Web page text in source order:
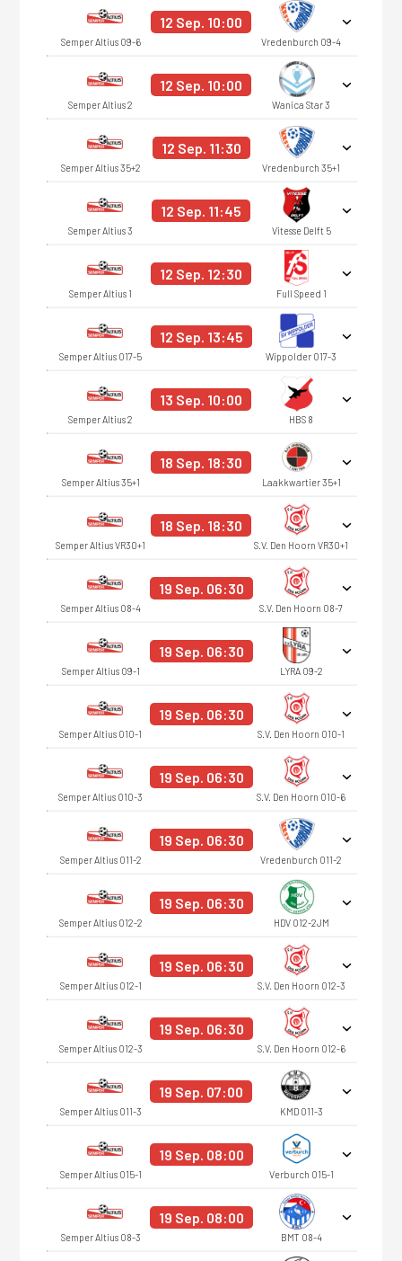
Semper Altius O9-6
12 Sep. 10:00
Vredenburch O9-4
Semper Altius 2
12 Sep. 10:00
Wanica Star 3
Semper Altius 35+2
12 Sep. 11:30
Vredenburch 35+1
Semper Altius 3
12 Sep. 11:45
Vitesse Delft 5
Semper Altius 1
12 Sep. 12:30
Full Speed 1
Semper Altius O17-5
12 Sep. 13:45
Wippolder O17-3
Semper Altius 2
13 Sep. 10:00
HBS 8
Semper Altius 35+1
18 Sep. 18:30
Laakkwartier 35+1
Semper Altius VR30+1
18 Sep. 18:30
S.V. Den Hoorn VR30+1
Semper Altius O8-4
19 Sep. 06:30
S.V. Den Hoorn O8-7
Semper Altius O9-1
19 Sep. 06:30
LYRA O9-2
Semper Altius O10-1
19 Sep. 06:30
S.V. Den Hoorn O10-1
Semper Altius O10-3
19 Sep. 06:30
S.V. Den Hoorn O10-6
Semper Altius O11-2
19 Sep. 06:30
Vredenburch O11-2
Semper Altius O12-2
19 Sep. 06:30
HDV O12-2JM
Semper Altius O12-1
19 Sep. 06:30
S.V. Den Hoorn O12-3
Semper Altius O12-3
19 Sep. 06:30
S.V. Den Hoorn O12-6
Semper Altius O11-3
19 Sep. 07:00
KMD O11-3
Semper Altius O15-1
19 Sep. 08:00
Verburch O15-1
Semper Altius O8-3
19 Sep. 08:00
BMT O8-4